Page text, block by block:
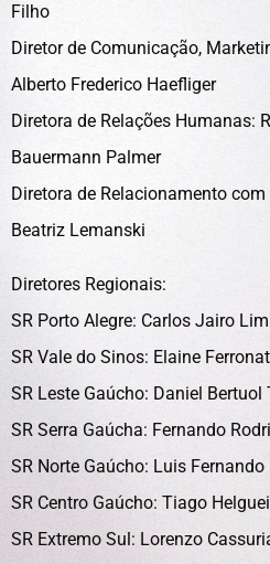
Filho
Diretor de Comunicação,
Alberto Frederico Haefliger
Diretora de Relações Humanas:
Bauermann Palmer
Diretora de Relacionamento
Beatriz Lemanski
Diretores Regionais:
SR Porto Alegre: Carlos Jairo
SR Vale do Sinos: Elaine
SR Leste Gaúcho: Daniel Bertuol
SR Serra Gaúcha: Fernando
SR Norte Gaúcho: Luis
SR Centro Gaúcho: Tiago
SR Extremo Sul: Lorenzo